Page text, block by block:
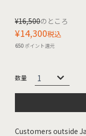
¥16,500のところ
¥14,300税込
650ポイント還元
Customers outside